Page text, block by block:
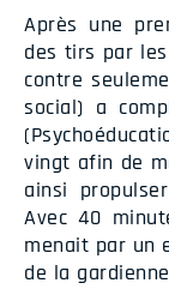
Après une
des tirs par
contre
social) a
vingt afin de
ainsi
Avec 40
menait par un
de la